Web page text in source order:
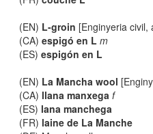
(EN) L-groin [Enginyeria civil,
(CA)espigó en L m
(ES)espigón en L
(EN) La Mancha wool
(CA) llana manxega f
(ES) lana manchega
(FR) laine de La Manche